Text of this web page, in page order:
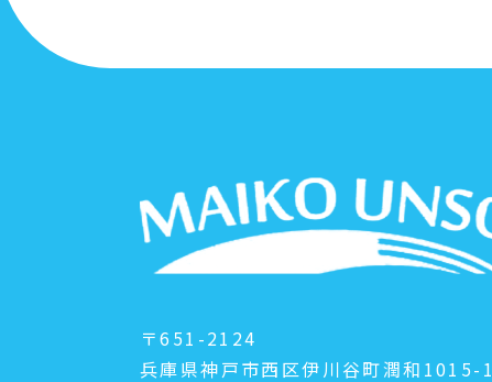
〒651-2124
兵庫県神戸市西区伊川谷町潤和1015-1